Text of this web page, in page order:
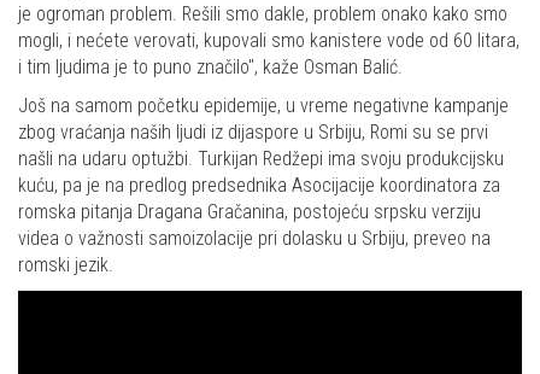
je ogroman problem. Rešili smo dakle, problem onako kako smo
mogli, i nećete verovati, kupovali smo kanistere vode od 60 litara,
i tim ljudima je to puno značilo", kaže Osman Balić.
Još na samom početku epidemije, u vreme negativne kampanje
zbog vraćanja naših ljudi iz dijaspore u Srbiju, Romi su se prvi
našli na udaru optužbi. Turkijan Redžepi ima svoju produkcijsku
kuću, pa je na predlog predsednika Asocijacije koordinatora za
romska pitanja Dragana Gračanina, postojeću srpsku verziju
videa o važnosti samoizolacije pri dolasku u Srbiju, preveo na
romski jezik.